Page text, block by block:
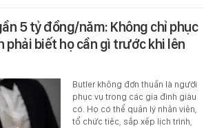
5 tỷ đồng/năm: Không chỉ phục
phải biết họ cần gì trước khi lên
Butler không đơn thuần là người
phục vụ trong các gia đình giàu
có. Họ có thể quản lý nhân viên,
tổ chức tiệc, sắp xếp lịch trình,